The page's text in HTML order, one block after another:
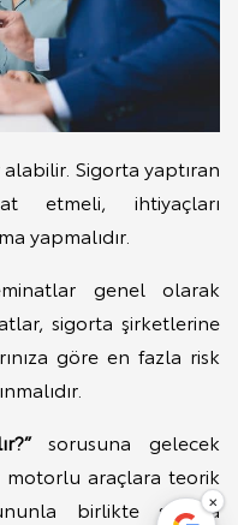
Sigorta yaptıran
etmeli, ihtiyaçları
yapmalıdır.
genel olarak
sigorta şirketlerine
göre en fazla risk
sorusuna gelecek
motorlu araçlara teorik
birlikte sigorta
×